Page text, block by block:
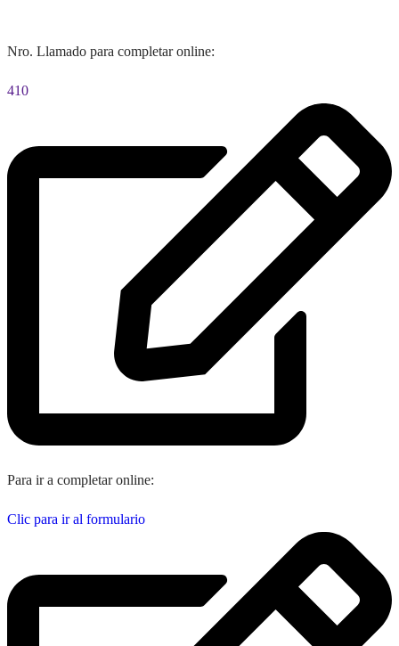
Nro. Llamado para completar online:
410
Para ir a completar online:
Clic para ir al formulario